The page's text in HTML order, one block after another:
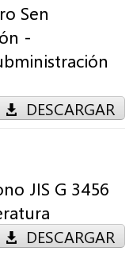
Sen
-
DESCARGAR
JIS G 3456
DESCARGAR